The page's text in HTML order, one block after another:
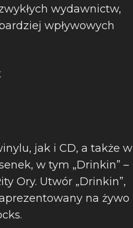
wydawnictw,
wpływowych
jak i CD, a także w
w tym „Drinkin” –
Ory. Utwór „Drinkin”,
na żywo